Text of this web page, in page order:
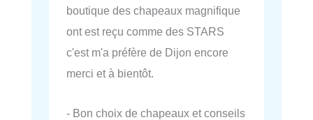
boutique des chapeaux magnifique
ont est reçu comme des STARS
c'est m'a préfère de Dijon encore
merci et à bientôt.
- Bon choix de chapeaux et conseils